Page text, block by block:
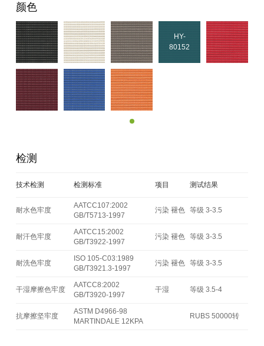
颜色
HY-
80152
检测
技术检测 检测标准 项目 测试结果
耐水色牢度
AATCC107:2002
GB/T5713-1997
污染 褪色 等级 3-3.5
耐汗色牢度
AATCC15:2002
GB/T3922-1997
污染 褪色 等级 3-3.5
耐洗色牢度
ISO 105-C03:1989
GB/T3921.3-1997
污染 褪色 等级 3-3.5
干湿摩擦色牢度
AATCC8:2002
GB/T3920-1997
干湿 等级 3.5-4
抗摩擦坚牢度
ASTM D4966-98
MARTINDALE 12KPA
RUBS 50000转